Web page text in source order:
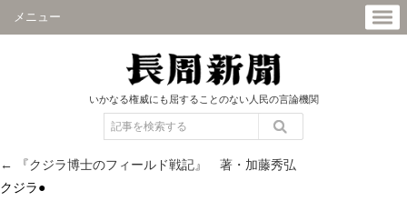
メニュー
いかなる権威にも屈することのない人民の言論機関
←
『クジラ博士のフィールド戦記』 著・加藤秀弘
クジラ●